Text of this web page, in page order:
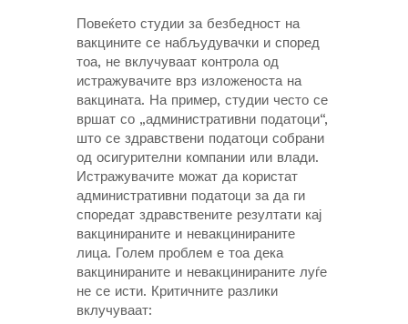
Повеќето студии за безбедност на
вакцините се набљудувачки и според
тоа, не вклучуваат контрола од
истражувачите врз изложеноста на
вакцината. На пример, студии често се
вршат со „административни податоци“,
што се здравствени податоци собрани
од осигурителни компании или влади.
Истражувачите можат да користат
административни податоци за да ги
споредат здравствените резултати кај
вакцинираните и невакцинираните
лица. Голем проблем е тоа дека
вакцинираните и невакцинираните луѓе
не се исти. Критичните разлики
вклучуваат: